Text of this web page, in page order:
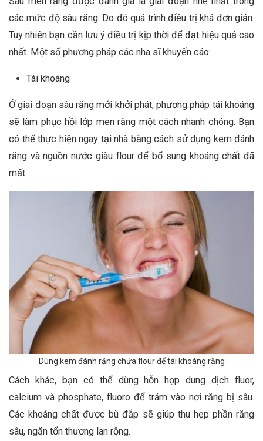
các mức độ sâu răng. Do đó quá trình điều trị khá đơn giản.
Tuy nhiên bạn cần lưu ý điều trị kịp thời để đạt hiệu quả cao
nhất. Một số phương pháp các nha sĩ khuyến cáo:
Tái khoáng
Ở giai đoạn sâu răng mới khởi phát, phương pháp tái khoáng
sẽ làm phục hồi lớp men răng một cách nhanh chóng. Bạn
có thể thực hiện ngay tại nhà bằng cách sử dụng kem đánh
răng và nguồn nước giàu flour để bổ sung khoáng chất đã
mất.
Dùng kem đánh răng chứa flour để tái khoáng răng
Cách khác, bạn có thể dùng hỗn hợp dung dịch fluor,
calcium và phosphate, fluoro để trám vào nơi răng bị sâu.
Các khoáng chất được bù đắp sẽ giúp thu hẹp phần răng
sâu, ngăn tổn thương lan rộng.